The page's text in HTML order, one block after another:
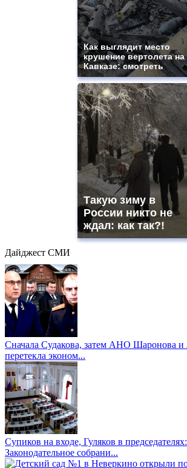
Как выглядит место
крушение вертолета на
Кавказе: смотреть
Такую зиму в
России никто не
ждал: как так?!
Дайджест СМИ
Сначала Судакова, затем АНО Шаронова и
перетекла эконом...
Супиков на входе, Гуляков в
Законодательное собрани...